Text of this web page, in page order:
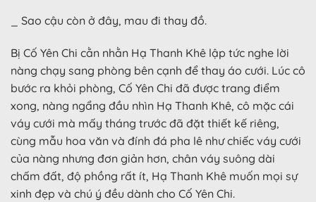
_ Sao cậu còn ở đây, mau đi thay đồ.
Bị Cố Yên Chi cằn nhằn Hạ Thanh Khê lập tức nghe lời
nàng chạy sang phòng bên cạnh để thay áo cưới. Lúc cô
bước ra khỏi phòng, Cố Yên Chi đã được trang điểm
xong, nàng ngẩng đầu nhìn Hạ Thanh Khê, cô mặc cái
váy cưới mà mấy tháng trước đã đặt thiết kế riêng,
cùng mẫu hoa văn và đính đá pha lê như chiếc váy cưới
của nàng nhưng đơn giản hơn, chân váy suông dài
chấm đất, độ phồng rất ít, Hạ Thanh Khê muốn mọi sự
xinh đẹp và chú ý đều dành cho Cố Yên Chi.